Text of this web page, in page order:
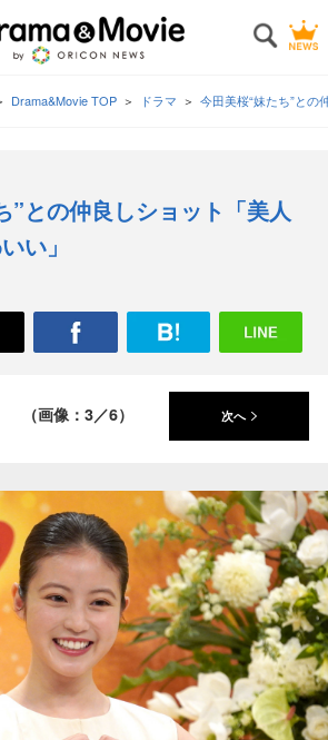
Drama&Movie TOP ドラマ 今田美桜“妹たち”と
”との仲良しショット「美人
い」
（画像：3／6） 次へ